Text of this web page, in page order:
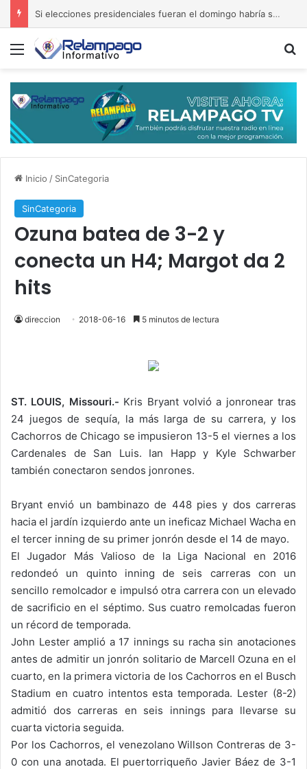
A la sombra de Trump, se posesiona De la Espriella
Menú
Inicio / SinCategoria
SinCategoria
Ozuna batea de 3-2 y
conecta un H4; Margot da 2
hits
direccion 2018-06-16 5 minutos de lectura
ST. LOUIS, Missouri.- Kris Bryant volvió a jonronear tras
24 juegos de sequía, la más larga de su carrera, y los
Cachorros de Chicago se impusieron 13-5 el viernes a los
Cardenales de San Luis. Ian Happ y Kyle Schwarber
también conectaron sendos jonrones.
Bryant envió un bambinazo de 448 pies y dos carreras
hacia el jardín izquierdo ante un ineficaz Michael Wacha en
el tercer inning de su primer jonrón desde el 14 de mayo.
El Jugador Más Valioso de la Liga Nacional en 2016
redondeó un quinto inning de seis carreras con un
sencillo remolcador e impulsó otra carrera con un elevado
de sacrificio en el séptimo. Sus cuatro remolcadas fueron
un récord de temporada.
John Lester amplió a 17 innings su racha sin anotaciones
antes de admitir un jonrón solitario de Marcell Ozuna en el
cuarto, en la primera victoria de los Cachorros en el Busch
Stadium en cuatro intentos esta temporada. Lester (8-2)
admitió dos carreras en seis innings para llevarse su
cuarta victoria seguida.
Por los Cachorros, el venezolano Willson Contreras de 3-
0 con una anotada. El puertorriqueño Javier Báez de 3-1